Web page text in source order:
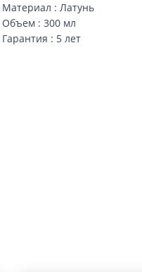
Материал : Латунь
Объем : 300 мл
Гарантия : 5 лет